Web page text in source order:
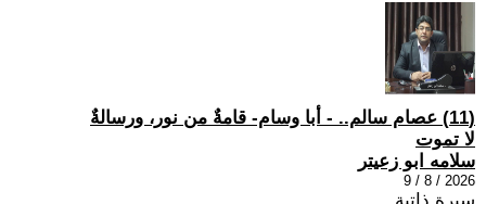
(11) عصام سالم.. - أبا وسام- قامةٌ من نور، ورسالةٌ
لا تموت
سلامه ابو زعيتر
2026 / 8 / 9